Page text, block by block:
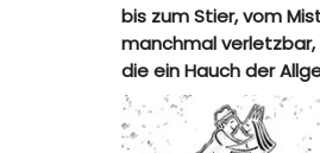
bis zum Stier, vom
manchmal
die ein Hauch der